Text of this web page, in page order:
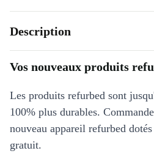
Description
Vos nouveaux produits
Les produits refurbed sont
100% plus durables.
nouveau appareil refurbed
gratuit.